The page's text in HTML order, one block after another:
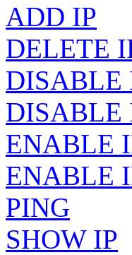
ADD IP
DELETE
DISABLE
DISABLE
ENABLE
ENABLE
PING
SHOW IP